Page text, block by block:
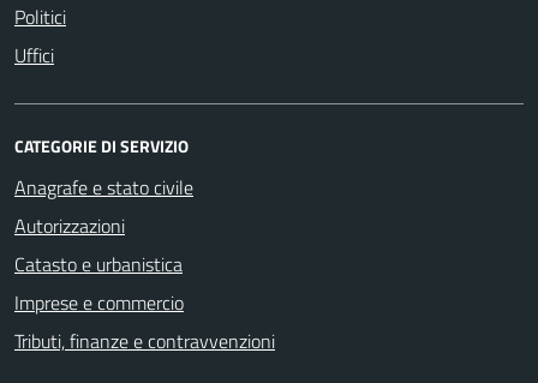
Politici
Uffici
CATEGORIE DI SERVIZIO
Anagrafe e stato civile
Autorizzazioni
Catasto e urbanistica
Imprese e commercio
Tributi, finanze e contravvenzioni